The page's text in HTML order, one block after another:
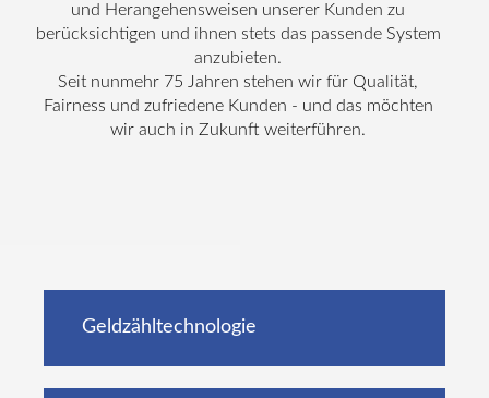
und Herangehensweisen unserer Kunden zu
berücksichtigen und ihnen stets das passende System
anzubieten.
Seit nunmehr 75 Jahren stehen wir für Qualität,
Fairness und zufriedene Kunden - und das möchten
wir auch in Zukunft weiterführen.
Geldzähltechnologie